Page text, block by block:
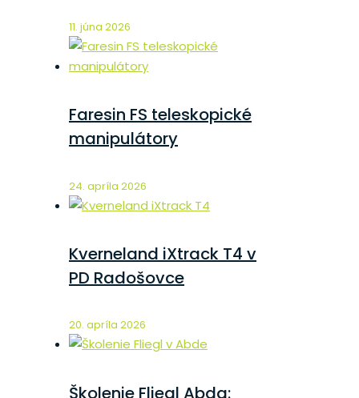
11. júna 2026
Faresin FS teleskopické
manipulátory
24. apríla 2026
Kverneland iXtrack T4 v
PD Radošovce
20. apríla 2026
Školenie Fliegl Abda: